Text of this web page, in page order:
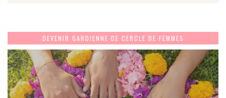
DEVENIR GARDIENNE DE CERCLE DE FEMMES